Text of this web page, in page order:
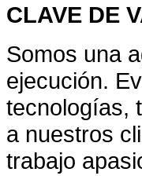
CLAVE DE
Somos una
ejecución.
tecnologías,
a nuestros
trabajo